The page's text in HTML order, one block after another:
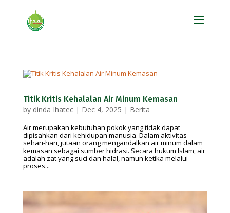
Titik Kritis Kehalalan Air Minum Kemasan
by dinda Ihatec| Dec 4, 2025 | Berita
Air merupakan kebutuhan pokok yang tidak dapat
dipisahkan dari kehidupan manusia. Dalam aktivitas
sehari-hari, jutaan orang mengandalkan air minum dalam
kemasan sebagai sumber hidrasi. Secara hukum Islam, air
adalah zat yang suci dan halal, namun ketika melalui
proses...